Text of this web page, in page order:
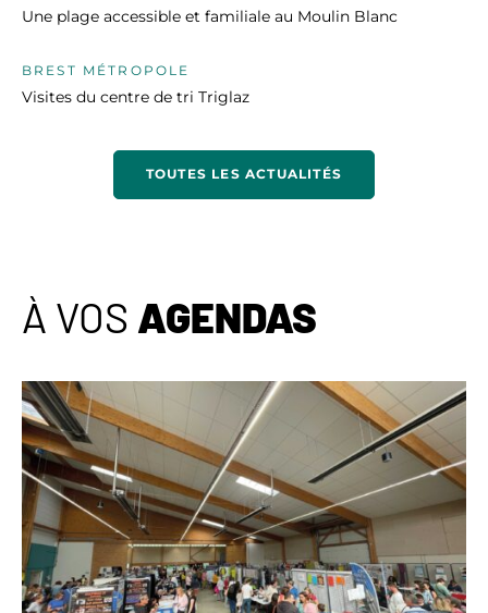
Une plage accessible et familiale au Moulin Blanc
BREST MÉTROPOLE
Visites du centre de tri Triglaz
TOUTES LES ACTUALITÉS
À VOS AGENDAS